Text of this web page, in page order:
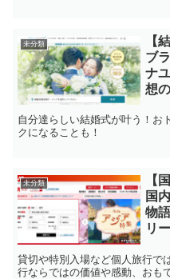
未分類
【
ブ
ナ
想
自分達らしい結婚式が叶う！お
クになることも！
未分類
【
国
物
リ
貸切や特別入場など個人旅行で
行ならではの価値や感動、おも